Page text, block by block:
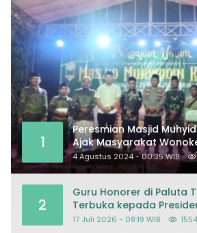
1
Peresmian Masjid
Ajak Masyarakat
Masjid
4 Agustus 2024 - 00:35 WIB
2
Guru Honorer di Paluta
Terbuka kepada
Mohon Keadilan atas
17 Juli 2026 - 08:19 WIB 1554